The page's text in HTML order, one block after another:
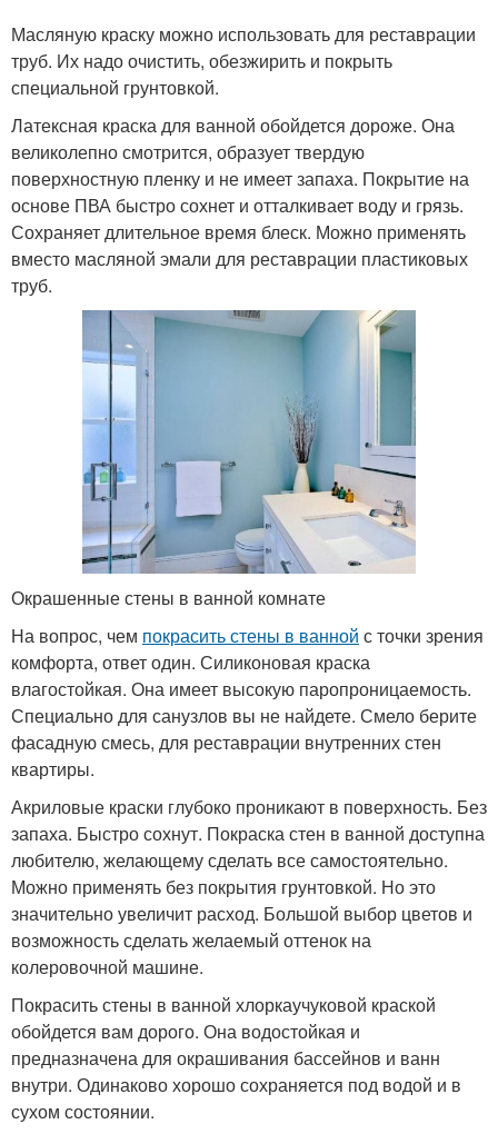
Масляную краску можно использовать для реставрации
труб. Их надо очистить, обезжирить и покрыть
специальной грунтовкой.
Латексная краска для ванной обойдется дороже. Она
великолепно смотрится, образует твердую
поверхностную пленку и не имеет запаха. Покрытие на
основе ПВА быстро сохнет и отталкивает воду и грязь.
Сохраняет длительное время блеск. Можно применять
вместо масляной эмали для реставрации пластиковых
труб.
Окрашенные стены в ванной комнате
На вопрос, чем покрасить стены в ванной с точки зрения
комфорта, ответ один. Силиконовая краска
влагостойкая. Она имеет высокую паропроницаемость.
Специально для санузлов вы не найдете. Смело берите
фасадную смесь, для реставрации внутренних стен
квартиры.
Акриловые краски глубоко проникают в поверхность. Без
запаха. Быстро сохнут. Покраска стен в ванной доступна
любителю, желающему сделать все самостоятельно.
Можно применять без покрытия грунтовкой. Но это
значительно увеличит расход. Большой выбор цветов и
возможность сделать желаемый оттенок на
колеровочной машине.
Покрасить стены в ванной хлоркаучуковой краской
обойдется вам дорого. Она водостойкая и
предназначена для окрашивания бассейнов и ванн
внутри. Одинаково хорошо сохраняется под водой и в
сухом состоянии.